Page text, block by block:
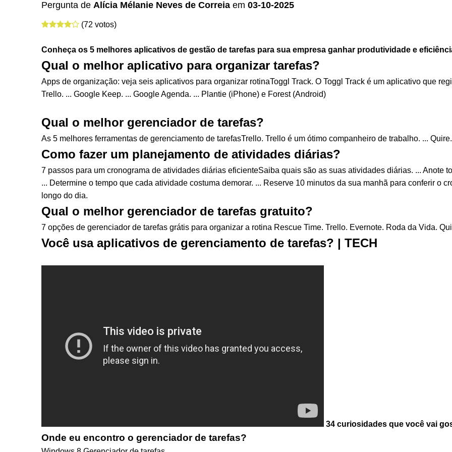
Pergunta de Alícia Mélanie Neves de Correia em 03-10-2025
(72 votos)
Conheça os 5 melhores aplicativos de gestão de tarefas para sua empresa ganhar produtividade e
Qual o melhor aplicativo para organizar tarefas?
Apps de organização: veja seis aplicativos para organizar rotinaToggl Track. O Toggl Track é um aplicativo que
Trello. ... Google Keep. ... Google Agenda. ... Plantie (iPhone) e Forest (Android)
Qual o melhor gerenciador de tarefas?
As 5 melhores ferramentas de gerenciamento de tarefasTrello. Trello é um ótimo companheiro de trabalho. ...
Como fazer um planejamento de atividades diárias?
7 passos para um cronograma de atividades diárias eficienteSaiba quais são as suas atividades diárias. ... Anote
... Determine o tempo que cada atividade costuma demorar. ... Reserve 10 minutos da sua manhã para conferir o
longo do dia.
Qual o melhor gerenciador de tarefas gratuito?
7 opções de gerenciador de tarefas grátis para organizar a rotina Rescue Time. Trello. Evernote. Roda da Vida.
Você usa aplicativos de gerenciamento de tarefas? | TECH
34 curiosidades que você vai
Onde eu encontro o gerenciador de tarefas?